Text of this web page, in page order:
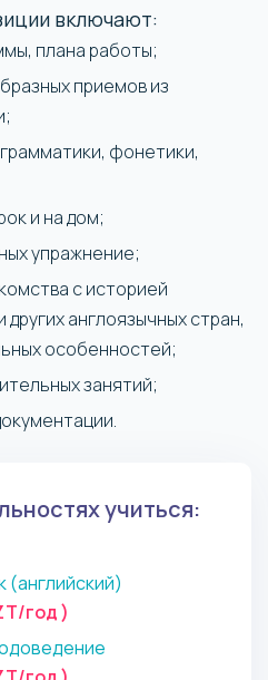
включают:
плана работы;
приемов из
фонетики,
и на дом;
упражнение;
с историей
англоязычных стран,
особенностей;
занятий;
учиться:
(английский)
год )